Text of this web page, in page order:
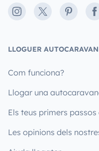
Instagram
X Pinterest
LLOGUER
Com funciona?
Llogar una
Els teus primers
Les opinions dels